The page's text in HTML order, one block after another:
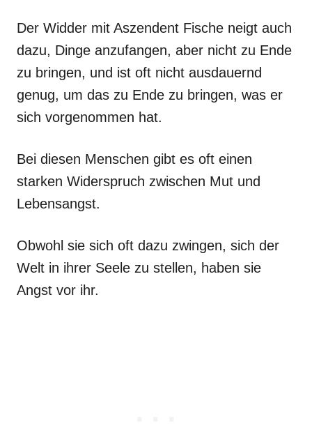
Der Widder mit Aszendent Fische neigt auch
dazu, Dinge anzufangen, aber nicht zu Ende
zu bringen, und ist oft nicht ausdauernd
genug, um das zu Ende zu bringen, was er
sich vorgenommen hat.
Bei diesen Menschen gibt es oft einen
starken Widerspruch zwischen Mut und
Lebensangst.
Obwohl sie sich oft dazu zwingen, sich der
Welt in ihrer Seele zu stellen, haben sie
Angst vor ihr.